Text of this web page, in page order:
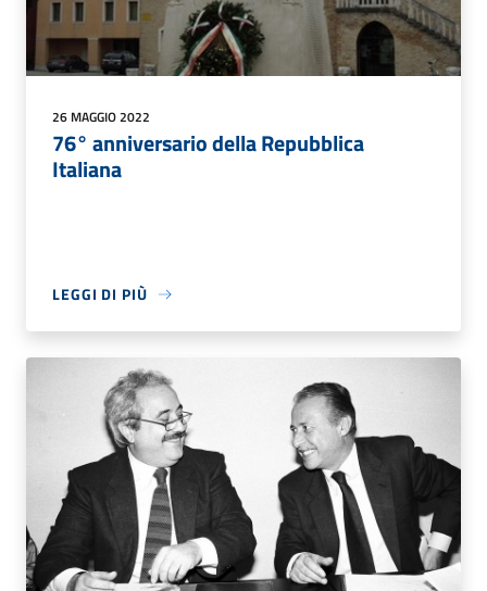
26 MAGGIO 2022
76° anniversario della Repubblica
Italiana
LEGGI DI PIÙ